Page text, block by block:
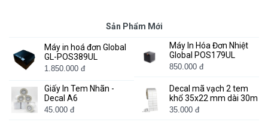
Sản Phẩm Mới
Máy in hoá đơn Global
GL-POS389UL
1.850.000 đ
Máy In Hóa Đơn Nhiệt
Global POS179UL
850.000 đ
Giấy In Tem Nhãn -
Decal A6
45.000 đ
Decal mã vạch 2 tem
khổ 35x22 mm dài 30m
35.000 đ